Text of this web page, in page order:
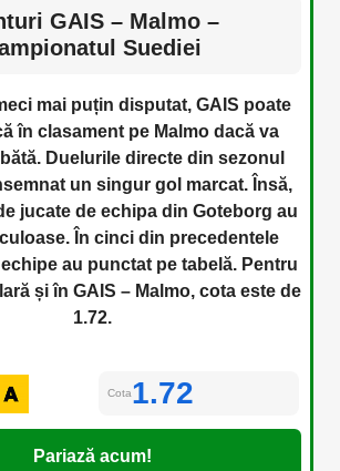
GAIS – Malmo –
Suediei
mai puțin disputat, GAIS poate
în clasament pe Malmo dacă va
Duelurile directe din sezonul
un singur gol marcat. Însă,
jucate de echipa din Goteborg au
În cinci din precedentele
au punctat pe tabelă. Pentru
și în GAIS – Malmo, cota este de
1.72.
Cota1.72
Pariază acum!